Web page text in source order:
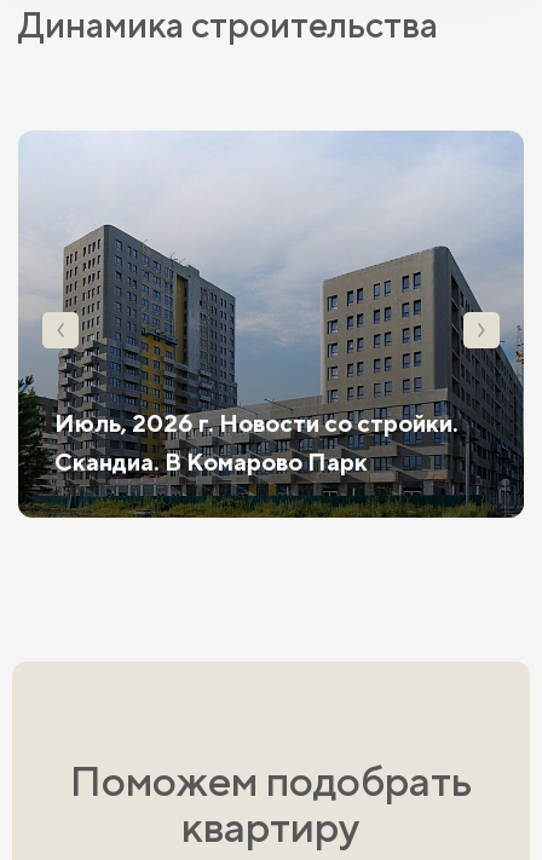
Динамика строительства
Июль, 2026 г. Новости со стройки.
Скандиа. В Комарово Парк
Поможем подобрать
квартиру